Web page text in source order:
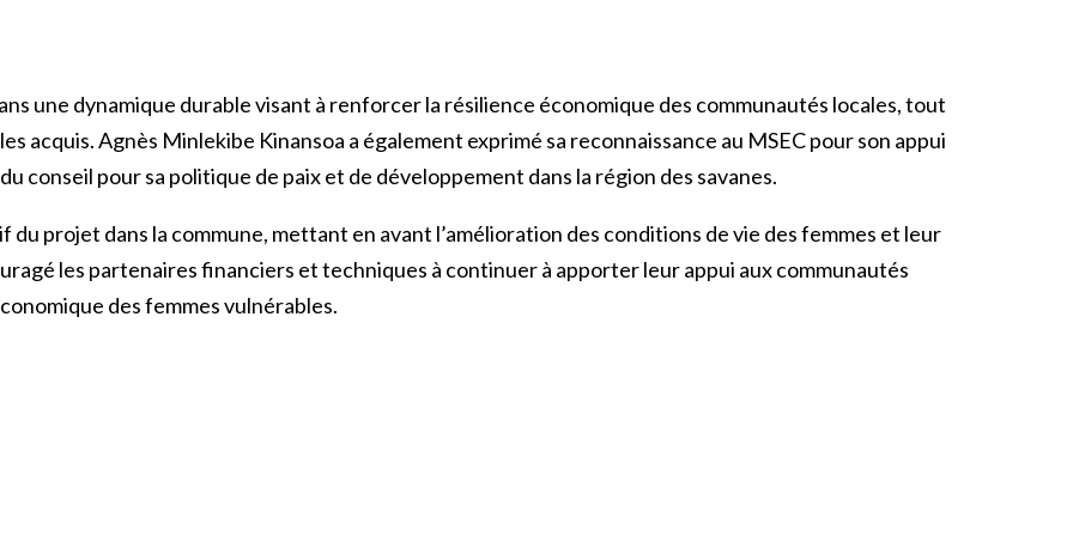
une dynamique durable visant à renforcer la résilience économique des communautés locales, tout
acquis. Agnès Minlekibe Kinansoa a également exprimé sa reconnaissance au MSEC pour son appui
conseil pour sa politique de paix et de développement dans la région des savanes.
projet dans la commune, mettant en avant l’amélioration des conditions de vie des femmes et leur
les partenaires financiers et techniques à continuer à apporter leur appui aux communautés
des femmes vulnérables.